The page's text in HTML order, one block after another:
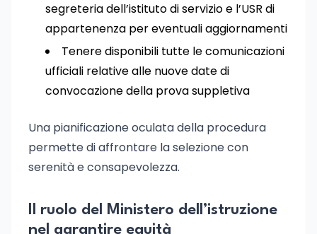
segreteria dell’istituto di servizio e l’USR di
appartenenza per eventuali aggiornamenti
Tenere disponibili tutte le comunicazioni
ufficiali relative alle nuove date di
convocazione della prova suppletiva
Una pianificazione oculata della procedura
permette di affrontare la selezione con
serenità e consapevolezza.
Il ruolo del Ministero dell’istruzione
nel garantire equità